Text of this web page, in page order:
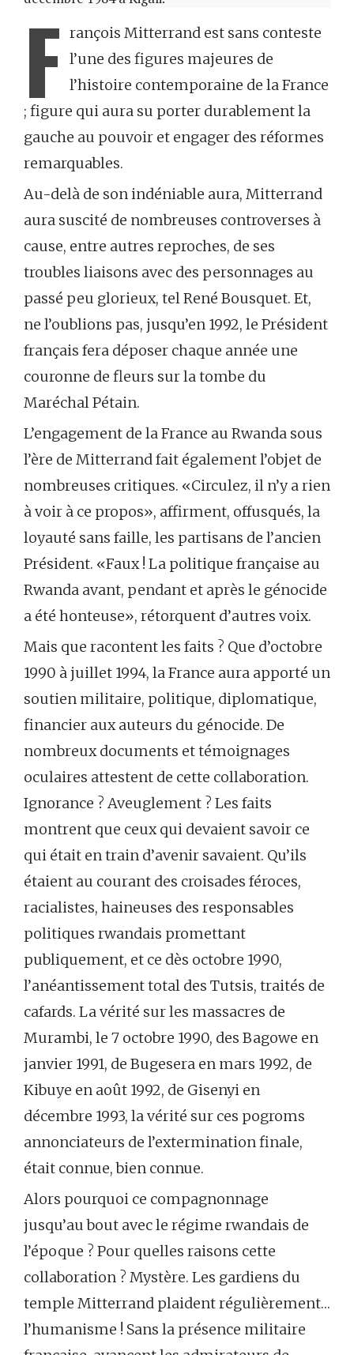
F rançois Mitterrand est sans conteste
l’une des figures majeures de
l’histoire contemporaine de la France
; figure qui aura su porter durablement la
gauche au pouvoir et engager des réformes
remarquables.
Au-delà de son indéniable aura, Mitterrand
aura suscité de nombreuses controverses à
cause, entre autres reproches, de ses
troubles liaisons avec des personnages au
passé peu glorieux, tel René Bousquet. Et,
ne l’oublions pas, jusqu’en 1992, le Président
français fera déposer chaque année une
couronne de fleurs sur la tombe du
Maréchal Pétain.
L’engagement de la France au Rwanda sous
l’ère de Mitterrand fait également l’objet de
nombreuses critiques. «Circulez, il n’y a rien
à voir à ce propos», affirment, offusqués, la
loyauté sans faille, les partisans de l’ancien
Président. «Faux ! La politique française au
Rwanda avant, pendant et après le génocide
a été honteuse», rétorquent d’autres voix.
Mais que racontent les faits ? Que d’octobre
1990 à juillet 1994, la France aura apporté un
soutien militaire, politique, diplomatique,
financier aux auteurs du génocide. De
nombreux documents et témoignages
oculaires attestent de cette collaboration.
Ignorance ? Aveuglement ? Les faits
montrent que ceux qui devaient savoir ce
qui était en train d’avenir savaient. Qu’ils
étaient au courant des croisades féroces,
racialistes, haineuses des responsables
politiques rwandais promettant
publiquement, et ce dès octobre 1990,
l’anéantissement total des Tutsis, traités de
cafards. La vérité sur les massacres de
Murambi, le 7 octobre 1990, des Bagowe en
janvier 1991, de Bugesera en mars 1992, de
Kibuye en août 1992, de Gisenyi en
décembre 1993, la vérité sur ces pogroms
annonciateurs de l’extermination finale,
était connue, bien connue.
Alors pourquoi ce compagnonnage
jusqu’au bout avec le régime rwandais de
l’époque ? Pour quelles raisons cette
collaboration ? Mystère. Les gardiens du
temple Mitterrand plaident régulièrement…
l’humanisme ! Sans la présence militaire